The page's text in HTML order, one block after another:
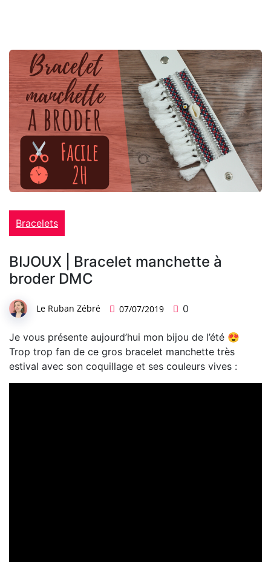
Bracelets
BIJOUX | Bracelet manchette à
broder DMC
Le Ruban Zébré 07/07/2019 0
Je vous présente aujourd’hui mon bijou de l’été 😍
Trop trop fan de ce gros bracelet manchette très
estival avec son coquillage et ses couleurs vives :